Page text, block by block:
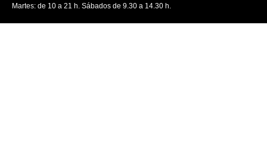
Martes: de 10 a 21 h. Sábados de 9.30 a 14.30 h.